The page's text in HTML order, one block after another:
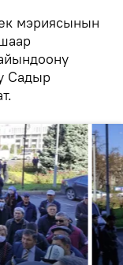
мэриясынын
Садыр